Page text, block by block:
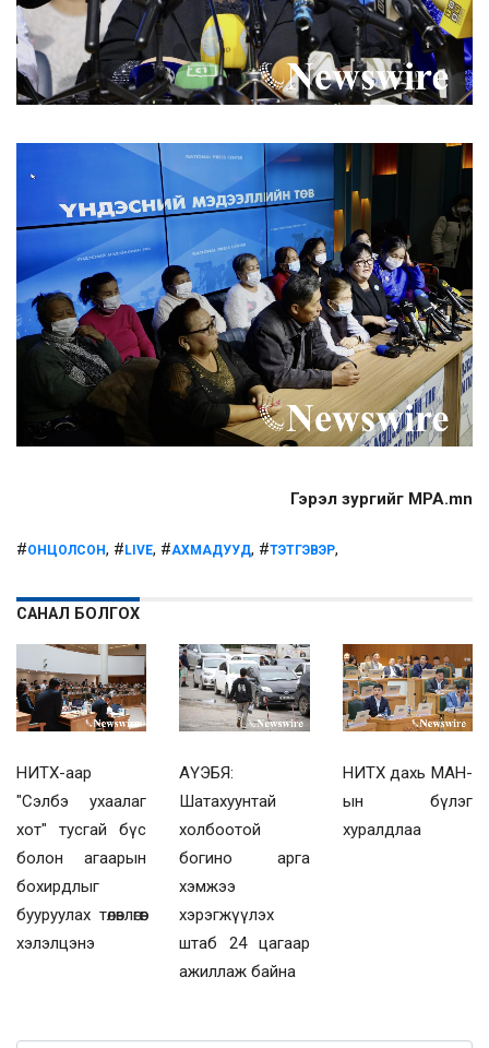
Гэрэл зургийг MPA.mn
#ОНЦОЛСОН, # LIVE, #АХМАДУУД, #ТЭТГЭВЭР,
САНАЛ БОЛГОХ
НИТХ-аар
"Сэлбэ ухаалаг
хот" тусгай бүс
болон агаарын
бохирдлыг
бууруулах төлөвлөгөөг
хэлэлцэнэ
АҮЭБЯ:
Шатахуунтай
холбоотой
богино арга
хэмжээ
хэрэгжүүлэх
штаб 24 цагаар
ажиллаж байна
НИТХ дахь МАН-
ын бүлэг
хуралдлаа